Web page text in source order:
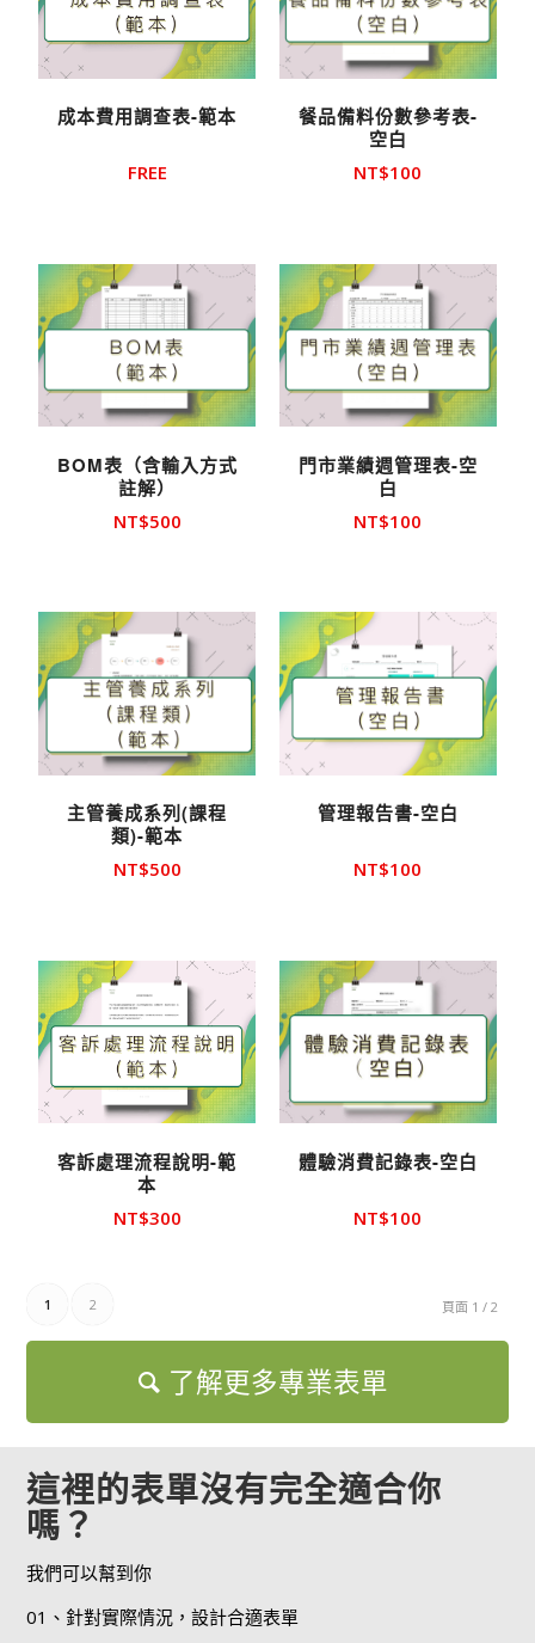
成本費用調查表-範本
FREE
餐品備料份數參考表-
空白
NT$100
BOM表（含輸入方式
註解）
NT$500
門市業績週管理表-空
白
NT$100
主管養成系列(課程
類)-範本
NT$500
管理報告書-空白
NT$100
客訴處理流程說明-範
本
NT$300
體驗消費記錄表-空白
NT$100
頁面 1 / 2
1 2
了解更多專業表單
這裡的表單沒有完全適合你
嗎？
我們可以幫到你
01、針對實際情況，設計合適表單